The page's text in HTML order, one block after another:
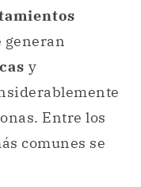
generan
y
Entre los
comunes se